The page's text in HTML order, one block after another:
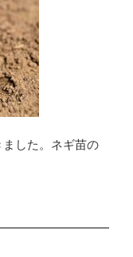
した。ネギ苗の